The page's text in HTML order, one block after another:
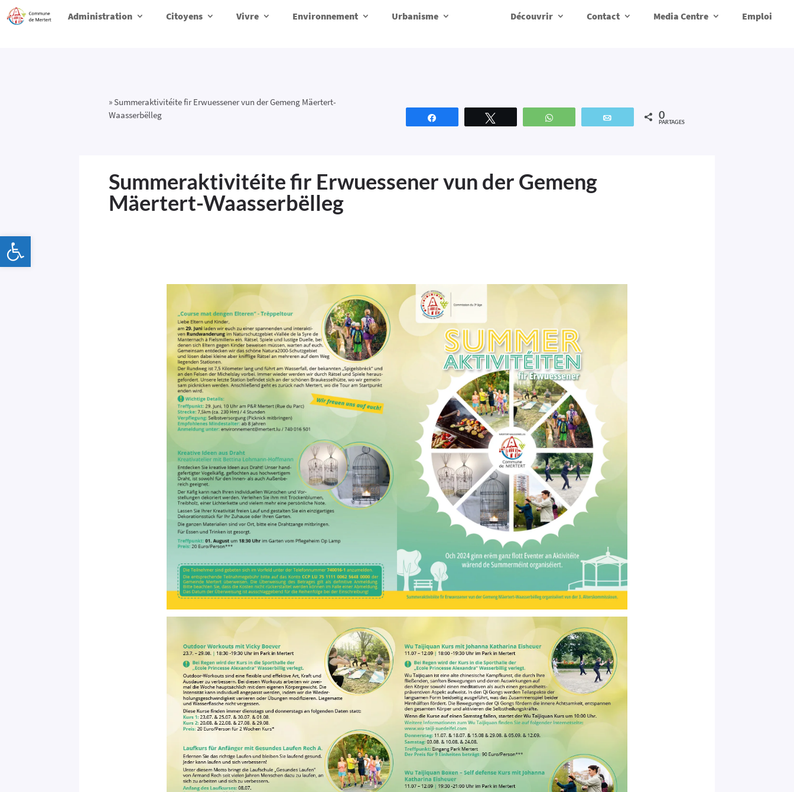
Administration Citoyens Vivre Environnement Urbanisme Découvrir Contact Media Centre Emploi
»Summeraktivitéite fir Erwuessener vun der Gemeng Mäertert-
Waasserbëlleg
0
PARTAGES
Summeraktivitéite fir Erwuessener vun der Gemeng
Mäertert-Waasserbëlleg
Ouvrir la barre d’outils